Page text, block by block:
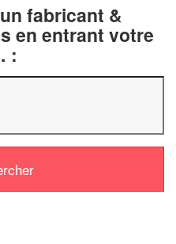
fabricant &
en entrant votre
: